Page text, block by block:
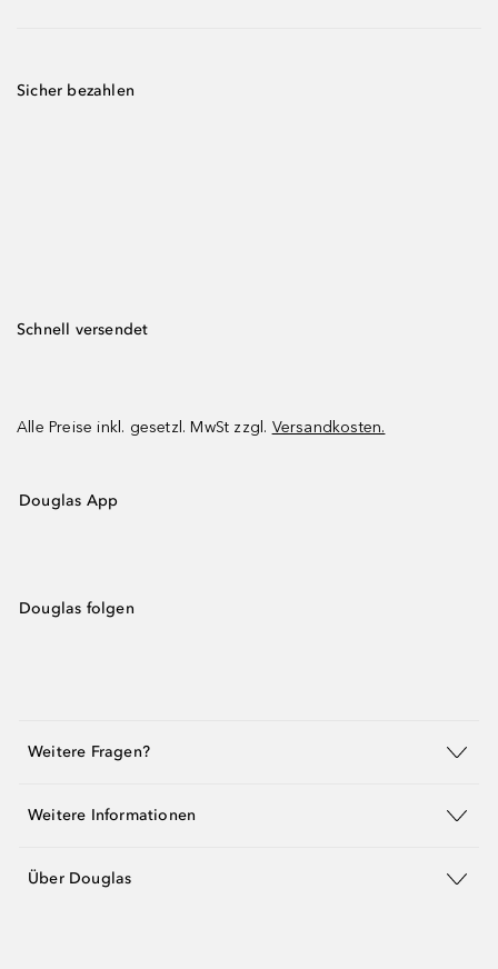
Sicher bezahlen
Schnell versendet
Alle Preise inkl. gesetzl. MwSt zzgl. Versandkosten.
Douglas App
Douglas folgen
Weitere Fragen?
Weitere Informationen
Über Douglas